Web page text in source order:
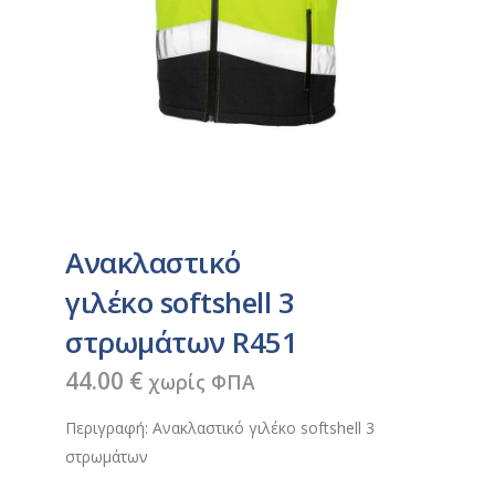
Ανακλαστικό
γιλέκο softshell 3
στρωμάτων R451
44.00 € χωρίς ΦΠΑ
Περιγραφή: Ανακλαστικό γιλέκο softshell 3
στρωμάτων